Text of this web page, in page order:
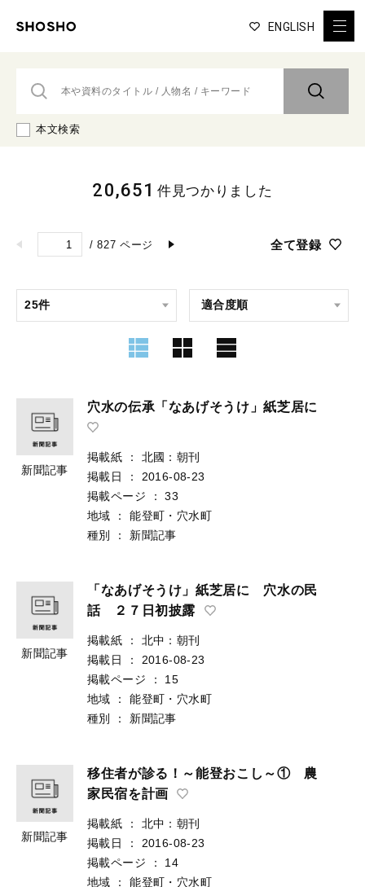
ENGLISH
本文検索
/ 827 ページ 全て登録
20,651 件見つかりました
新聞記事
穴水の伝承「なあげそうけ」紙芝居に
掲載紙 ：
北國：朝刊
掲載日
：
2016-08-23
掲載ページ
：
33
地域
：
能登町・穴水町
種別
： 新聞記事
新聞記事
「なあげそうけ」紙芝居に 穴水の民
話 ２７日初披露
掲載紙 ：
北中：朝刊
掲載日
：
2016-08-23
掲載ページ
：
15
地域
：
能登町・穴水町
種別
： 新聞記事
新聞記事
移住者が診る！～能登おこし～① 農
家民宿を計画
掲載紙 ：
北中：朝刊
掲載日
：
2016-08-23
掲載ページ
：
14
地域
：
能登町・穴水町